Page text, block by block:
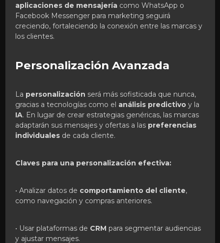
aplicaciones de mensajeríacomo WhatsApp o
Facebook Messenger para marketing seguirá
creciendo, fortaleciendo la conexión entre las marcas y
los clientes.
Personalización Avanzada
La personalización será más sofisticada que nunca,
gracias a tecnologías como el análisis predictivoy la
IA. En lugar de crear estrategias genéricas, las marcas
adaptarán sus mensajes y ofertas a las preferencias
individualesde cada cliente.
Claves para una personalización efectiva:
• Analizar datos de comportamiento del cliente,
como navegación y compras anteriores.
• Usar plataformas de CRM para segmentar audiencias
y ajustar mensajes.